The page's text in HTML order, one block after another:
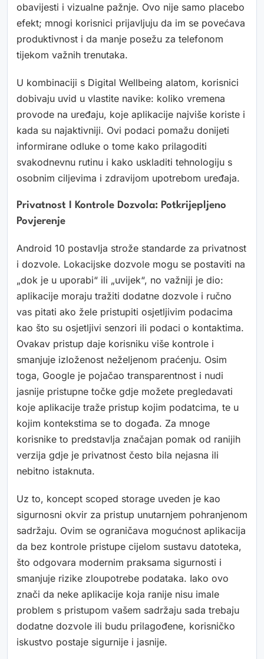
obavijesti i vizualne pažnje. Ovo nije samo placebo
efekt; mnogi korisnici prijavljuju da im se povećava
produktivnost i da manje posežu za telefonom
tijekom važnih trenutaka.
U kombinaciji s Digital Wellbeing alatom, korisnici
dobivaju uvid u vlastite navike: koliko vremena
provode na uređaju, koje aplikacije najviše koriste i
kada su najaktivniji. Ovi podaci pomažu donijeti
informirane odluke o tome kako prilagoditi
svakodnevnu rutinu i kako uskladiti tehnologiju s
osobnim ciljevima i zdravijom upotrebom uređaja.
Privatnost I Kontrole Dozvola: Potkrijepljeno
Povjerenje
Android 10 postavlja strože standarde za privatnost
i dozvole. Lokacijske dozvole mogu se postaviti na
„dok je u uporabi“ ili „uvijek“, no važniji je dio:
aplikacije moraju tražiti dodatne dozvole i ručno
vas pitati ako žele pristupiti osjetljivim podacima
kao što su osjetljivi senzori ili podaci o kontaktima.
Ovakav pristup daje korisniku više kontrole i
smanjuje izloženost neželjenom praćenju. Osim
toga, Google je pojačao transparentnost i nudi
jasnije pristupne točke gdje možete pregledavati
koje aplikacije traže pristup kojim podatcima, te u
kojim kontekstima se to događa. Za mnoge
korisnike to predstavlja značajan pomak od ranijih
verzija gdje je privatnost često bila nejasna ili
nebitno istaknuta.
Uz to, koncept scoped storage uveden je kao
sigurnosni okvir za pristup unutarnjem pohranjenom
sadržaju. Ovim se ograničava mogućnost aplikacija
da bez kontrole pristupe cijelom sustavu datoteka,
što odgovara modernim praksama sigurnosti i
smanjuje rizike zloupotrebe podataka. Iako ovo
znači da neke aplikacije koja ranije nisu imale
problem s pristupom vašem sadržaju sada trebaju
dodatne dozvole ili budu prilagođene, korisničko
iskustvo postaje sigurnije i jasnije.